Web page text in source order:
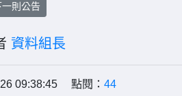
一則公告
資料組長
09:38:45 點閱： 44